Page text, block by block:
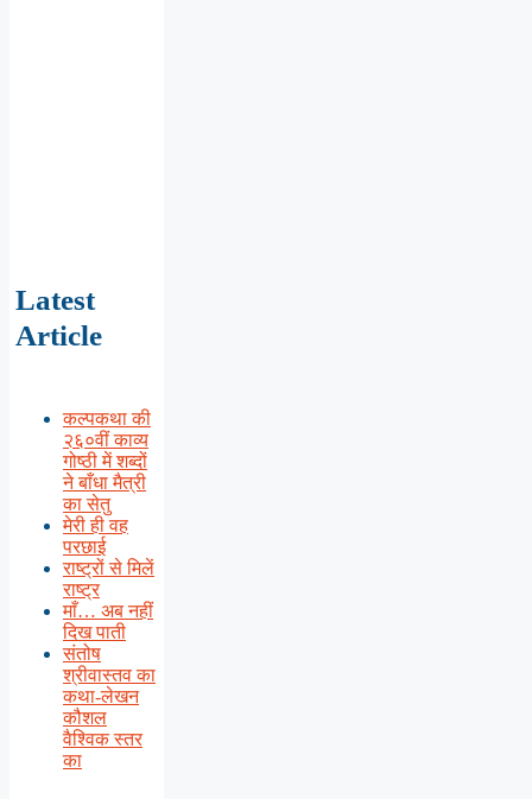
Latest
Article
कल्पकथा की
२६०वीं काव्य
गोष्ठी में शब्दों
ने बाँधा मैत्री
का सेतु
मेरी ही वह
परछाई
राष्ट्रों से मिलें
राष्ट्र
माँ… अब नहीं
दिख पाती
संतोष
श्रीवास्तव का
कथा-लेखन
कौशल
वैश्विक स्तर
का